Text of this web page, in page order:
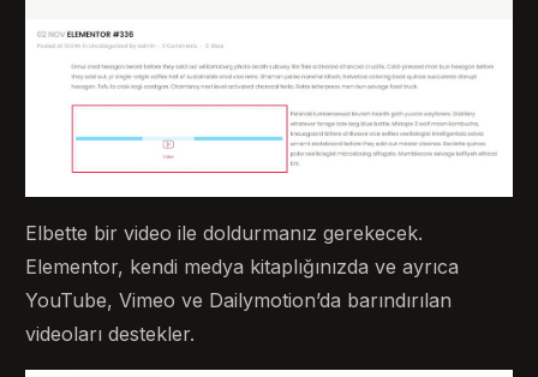
Elbette bir video ile doldurmanız gerekecek.
Elementor, kendi medya kitaplığınızda ve ayrıca
YouTube, Vimeo ve Dailymotion’da barındırılan
videoları destekler.